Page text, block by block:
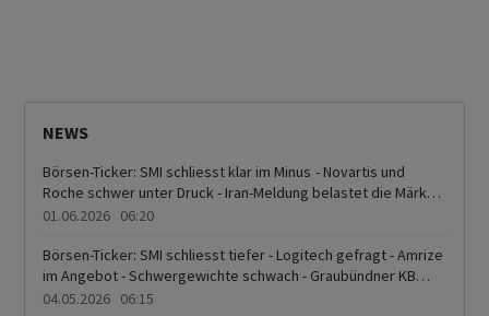
NEWS
Börsen-Ticker: SMI schliesst klar im Minus - Novartis und
Roche schwer unter Druck - Iran-Meldung belastet die Märkte
- Ölpreis schnellt in die Höhe
01.06.2026 06:20
Börsen-Ticker: SMI schliesst tiefer - Logitech gefragt - Amrize
im Angebot - Schwergewichte schwach - Graubündner KB
taucht
04.05.2026 06:15